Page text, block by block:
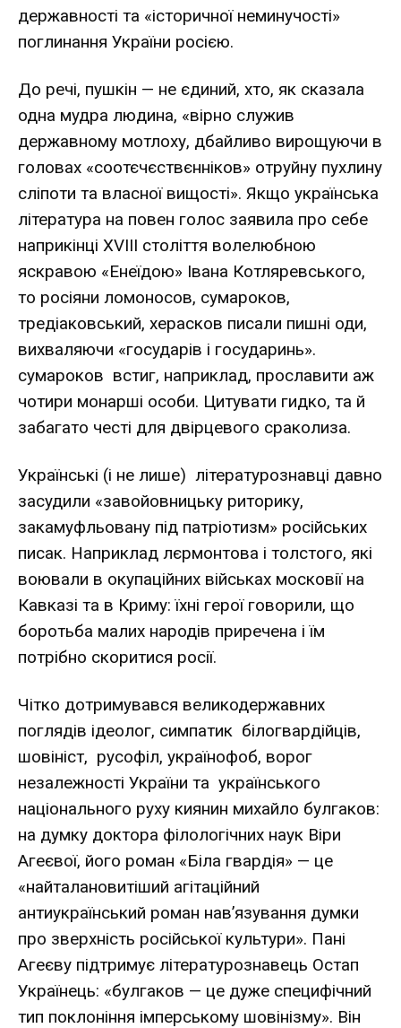
державності та «історичної неминучості»
поглинання України росією.
До речі, пушкін — не єдиний, хто, як сказала
одна мудра людина, «вірно служив
державному мотлоху, дбайливо вирощуючи в
головах «соотєчєствєнніков» отруйну пухлину
сліпоти та власної вищості». Якщо українська
література на повен голос заявила про себе
наприкінці XVIII століття волелюбною
яскравою «Енеїдою» Івана Котляревського,
то росіяни ломоносов, сумароков,
тредіаковський, херасков писали пишні оди,
вихваляючи «государів і государинь».
сумароков встиг, наприклад, прославити аж
чотири монарші особи. Цитувати гидко, та й
забагато честі для двірцевого сраколиза.
Українські (і не лише) літературознавці давно
засудили «завойовницьку риторику,
закамуфльовану під патріотизм» російських
писак. Наприклад лєрмонтова і толстого, які
воювали в окупаційних військах московії на
Кавказі та в Криму: їхні герої говорили, що
боротьба малих народів приречена і їм
потрібно скоритися росії.
Чітко дотримувався великодержавних
поглядів ідеолог, симпатик білогвардійців,
шовініст, русофіл, українофоб, ворог
незалежності України та українського
національного руху киянин михайло булгаков:
на думку доктора філологічних наук Віри
Агеєвої, його роман «Біла гвардія» — це
«найталановитіший агітаційний
антиукраїнський роман нав’язування думки
про зверхність російської культури». Пані
Агеєву підтримує літературознавець Остап
Українець: «булгаков — це дуже специфічний
тип поклоніння імперському шовінізму». Він